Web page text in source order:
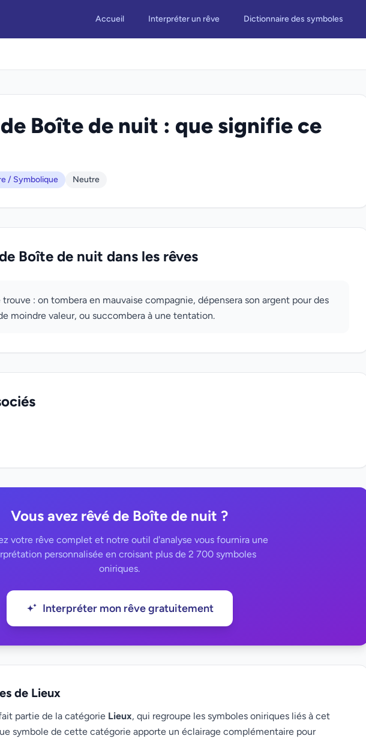
Accueil Interpréter un rêve Dictionnaire des symboles
Boîte de nuit : que signifie ce
/ Symbolique Neutre
Boîte de nuit dans les rêves
trouve : on tombera en mauvaise compagnie, dépensera son argent pour des
moindre valeur, ou succombera à une tentation.
Vous avez rêvé de Boîte de nuit ?
votre rêve complet et notre outil d'analyse vous fournira une
personnalisée en croisant plus de 2 700 symboles
oniriques.
Interpréter mon rêve gratuitement
de Lieux
partie de la catégorie Lieux, qui regroupe les symboles oniriques liés à cet
symbole de cette catégorie apporte un éclairage complémentaire pour